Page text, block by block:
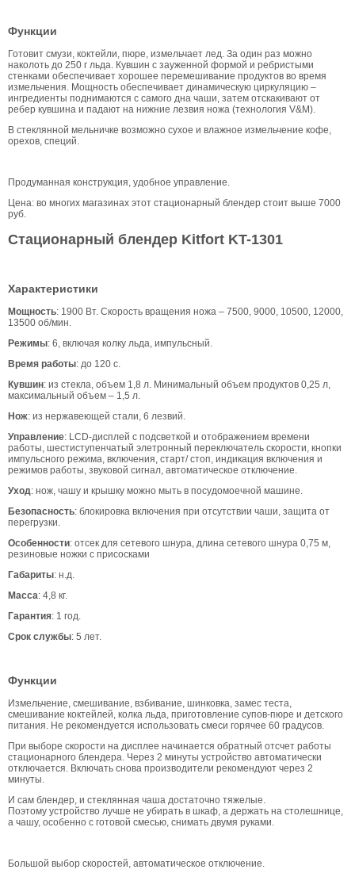
Функции
Готовит смузи, коктейли, пюре, измельчает лед. За один раз можно
наколоть до 250 г льда. Кувшин с зауженной формой и ребристыми
стенками обеспечивает хорошее перемешивание продуктов во время
измельчения. Мощность обеспечивает динамическую циркуляцию –
ингредиенты поднимаются с самого дна чаши, затем отскакивают от
ребер кувшина и падают на нижние лезвия ножа (технология V&M).
В стеклянной мельничке возможно сухое и влажное измельчение кофе,
орехов, специй.
Продуманная конструкция, удобное управление.
Цена: во многих магазинах этот стационарный блендер стоит выше 7000
руб.
Стационарный блендер Kitfort KT-1301
Характеристики
Мощность: 1900 Вт. Скорость вращения ножа – 7500, 9000, 10500, 12000,
13500 об/мин.
Режимы: 6, включая колку льда, импульсный.
Время работы: до 120 с.
Кувшин: из стекла, объем 1,8 л. Минимальный объем продуктов 0,25 л,
максимальный объем – 1,5 л.
Нож: из нержавеющей стали, 6 лезвий.
Управление: LCD-дисплей с подсветкой и отображением времени
работы, шестиступенчатый элетронный переключатель скорости, кнопки
импульсного режима, включения, старт/ стоп, индикация включения и
режимов работы, звуковой сигнал, автоматическое отключение.
Уход: нож, чашу и крышку можно мыть в посудомоечной машине.
Безопасность: блокировка включения при отсутствии чаши, защита от
перегрузки.
Особенности: отсек для сетевого шнура, длина сетевого шнура 0,75 м,
резиновые ножки с присосками
Габариты: н.д.
Масса: 4,8 кг.
Гарантия: 1 год.
Срок службы: 5 лет.
Функции
Измельчение, смешивание, взбивание, шинковка, замес теста,
смешивание коктейлей, колка льда, приготовление супов-пюре и детского
питания. Не рекомендуется использовать смеси горячее 60 градусов.
При выборе скорости на дисплее начинается обратный отсчет работы
стационарного блендера. Через 2 минуты устройство автоматически
отключается. Включать снова производители рекомендуют через 2
минуты.
И сам блендер, и стеклянная чаша достаточно тяжелые.
Поэтому устройство лучше не убирать в шкаф, а держать на столешнице,
а чашу, особенно с готовой смесью, снимать двумя руками.
Большой выбор скоростей, автоматическое отключение.